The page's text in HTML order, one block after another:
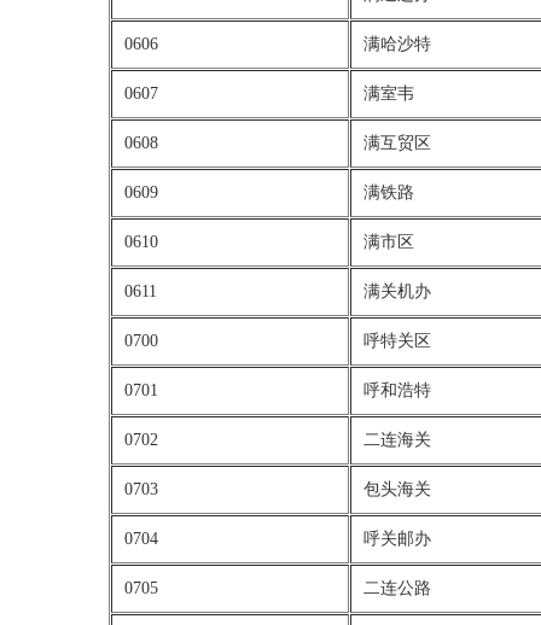
0606 满哈沙特
0607 满室韦
0608 满互贸区
0609 满铁路
0610 满市区
0611 满关机办
0700 呼特关区
0701 呼和浩特
0702 二连海关
0703 包头海关
0704 呼关邮办
0705 二连公路